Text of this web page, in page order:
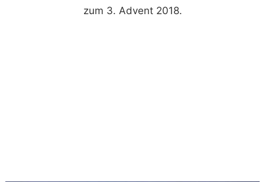
zum 3. Advent 2018.